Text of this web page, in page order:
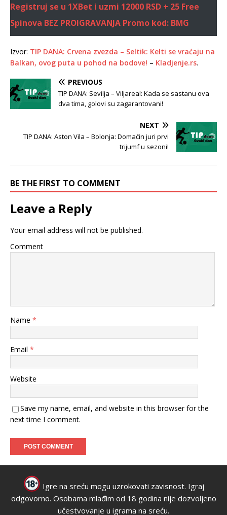
Registruj se u 1XBet i uzmi 12000 RSD + 25 Free
Spinova BEZ PROIGRAVANJA Promo kod: BMG
Izvor: TIP DANA: Crvena zvezda – Seltik: Kelti se vraćaju na
Balkan, ovog puta u pohod na bodove! – Kladjenje.rs.
PREVIOUS
TIP DANA: Sevilja – Viljareal: Kada se sastanu ova
dva tima, golovi su zagarantovani!
NEXT
TIP DANA: Aston Vila – Bolonja: Domaćin juri prvi
trijumf u sezoni!
BE THE FIRST TO COMMENT
Leave a Reply
Your email address will not be published.
Comment
Name *
Email *
Website
Save my name, email, and website in this browser for the
next time I comment.
Igre na sreću mogu uzrokovati zavisnost. Igraj
odgovorno. Osobama mlađim od 18 godina nije dozvoljeno
učestvovanje u igrama na sreću.